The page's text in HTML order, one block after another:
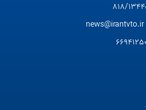
news@irantvto.ir